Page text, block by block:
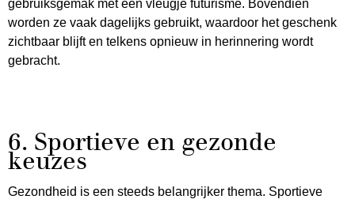
gebruiksgemak met een vleugje futurisme. Bovendien
worden ze vaak dagelijks gebruikt, waardoor het geschenk
zichtbaar blijft en telkens opnieuw in herinnering wordt
gebracht.
6. Sportieve en gezonde
keuzes
Gezondheid is een steeds belangrijker thema. Sportieve